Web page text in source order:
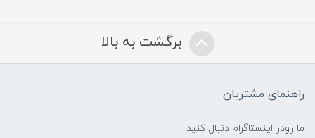
برگشت به بالا
راهنمای مشتریان
ما رودر اینستاگرام دنبال کنید